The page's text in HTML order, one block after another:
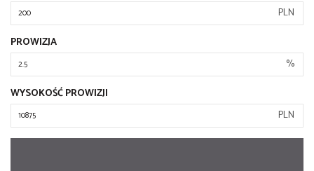
PLN
PROWIZJA
%
WYSOKOŚĆ PROWIZJI
PLN